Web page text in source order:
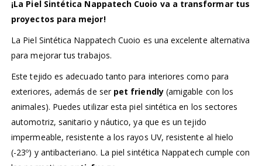
¡La Piel Sintética Nappatech Cuoio va a transformar tus
proyectos para mejor!
La Piel Sintética Nappatech Cuoio es una excelente alternativa
para mejorar tus trabajos.
Este tejido es adecuado tanto para interiores como para
exteriores, además de ser pet friendly(amigable con los
animales). Puedes utilizar esta piel sintética en los sectores
automotriz, sanitario y náutico, ya que es un tejido
impermeable, resistente a los rayos UV, resistente al hielo
(-23º) y antibacteriano. La piel sintética Nappatech cumple con